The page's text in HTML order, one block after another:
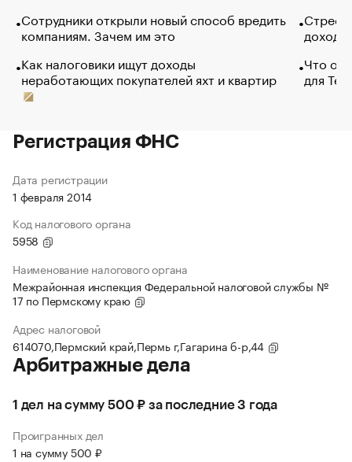
Сотрудники открыли новый способ вредить
компаниям. Зачем им это
Как налоговики ищут доходы
неработающих покупателей яхт и квартир
Что
для
Регистрация ФНС
Дата регистрации
1 февраля 2014
Код налогового органа
5958
Наименование налогового органа
Межрайонная инспекция Федеральной налоговой службы №
17 по Пермскому краю
Адрес налоговой
614070,Пермский край,Пермь г,Гагарина б-р,44
Арбитражные дела
1 дел на сумму 500 ₽ за последние 3 года
Проигранных дел
1 на сумму 500 ₽